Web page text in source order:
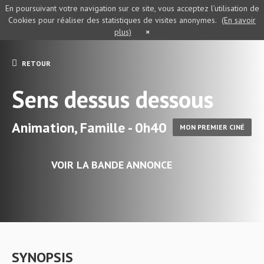
RETOUR
Sens dessus dessous
Animation, Famille - 0h40 MON PREMIER CINÉ
VOIR LA BANDE ANNONCE
SYNOPSIS
En poursuivant votre navigation sur ce site, vous acceptez l’utilisation de
Cookies pour réaliser des statistiques de visites anonymes. (En savoir
plus)
×